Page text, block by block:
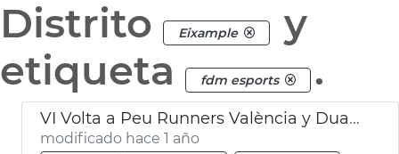
Distrito
Eixample
y
etiqueta
fdm esports .
VI Volta a Peu Runners València y Duatlon by Mtri València
modificado hace 1 año